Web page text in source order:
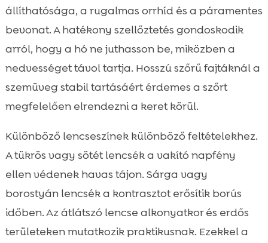
állíthatósága, a rugalmas orrhíd és a páramentes
bevonat. A hatékony szellőztetés gondoskodik
arról, hogy a hó ne juthasson be, miközben a
nedvességet távol tartja. Hosszú szőrű fajtáknál a
szemüveg stabil tartásáért érdemes a szőrt
megfelelően elrendezni a keret körül.
Különböző lencseszínek különböző feltételekhez.
A tükrös vagy sötét lencsék a vakító napfény
ellen védenek havas tájon. Sárga vagy
borostyán lencsék a kontrasztot erősítik borús
időben. Az átlátszó lencse alkonyatkor és erdős
területeken mutatkozik praktikusnak. Ezekkel a